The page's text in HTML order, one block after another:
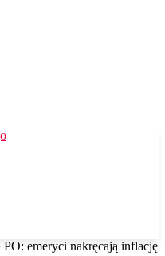
PO: emeryci nakręcają inflację